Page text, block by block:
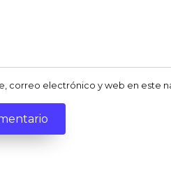
correo electrónico y web en este